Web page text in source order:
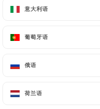
意大利语
葡萄牙语
俄语
荷兰语
意大利语
葡萄牙语
俄语
荷兰语